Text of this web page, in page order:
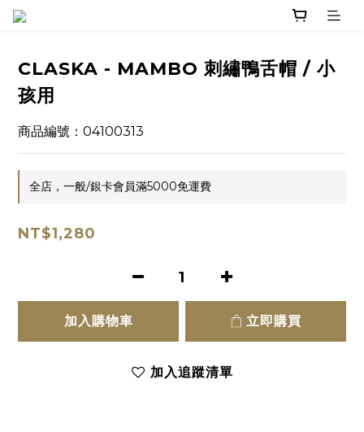
CLASKA - MAMBO 刺繡鴨舌帽 / 小
孩用
商品編號：04100313
全店，一般/銀卡會員滿5000免運費
NT$1,280
加入購物車 立即購買
加入追蹤清單